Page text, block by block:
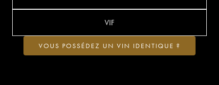
VIF
VOUS POSSÉDEZ UN VIN IDENTIQUE ?